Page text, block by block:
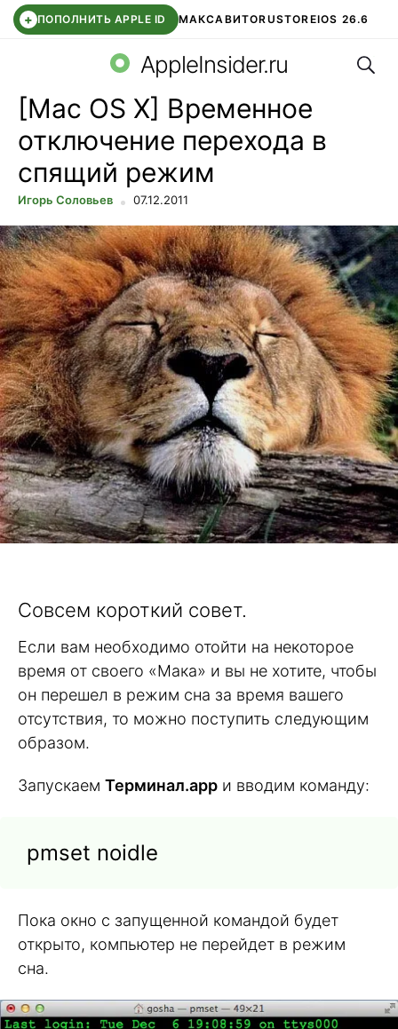
+ ПОПОЛНИТЬ APPLE ID МАКСАВИТОRUSTOREIOS 26.6
СБЕР КИДС ВТБ ОНЛАЙН ЧАТ В ROBLOX
AppleInsider.ru
[Mac OS X] Временное
отключение перехода в
спящий режим
Игорь Соловьев 07.12.2011
Совсем короткий совет.
Если вам необходимо отойти на некоторое
время от своего «Мака» и вы не хотите, чтобы
он перешел в режим сна за время вашего
отсутствия, то можно поступить следующим
образом.
Запускаем Терминал.app и вводим команду:
pmset noidle
Пока окно с запущенной командой будет
открыто, компьютер не перейдет в режим
сна.